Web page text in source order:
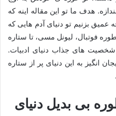
هدف ما تو این مقاله اینه که
عمیق بزنیم تو دنیای آدم هایی که
فوتبال، لیونل مسی، تا ستاره
های جذاب دنیای ادبیات.
انگیز به این دنیای پر از ستاره
بی بدیل دنیای